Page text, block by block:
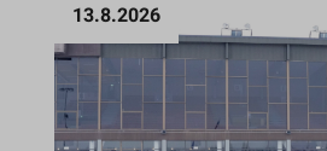
13.8.2026